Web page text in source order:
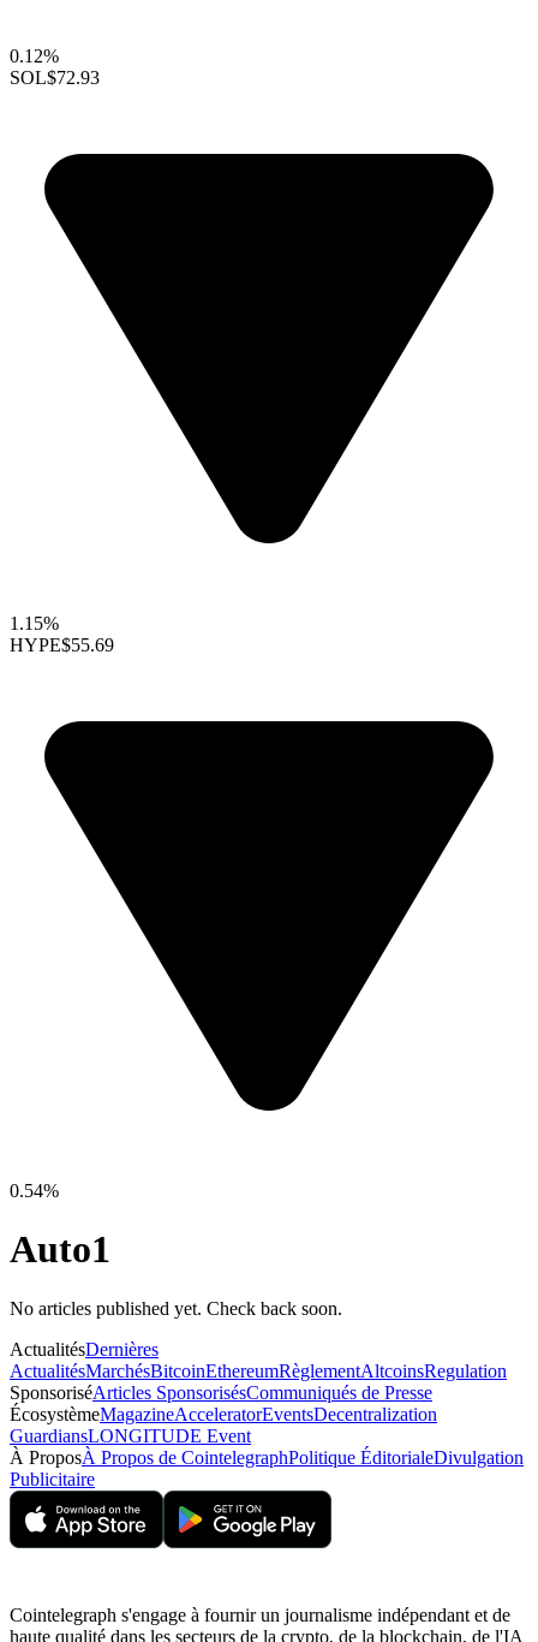
0.12%
SOL$72.93
1.15%
HYPE$55.69
0.54%
Auto1
No articles published yet. Check back soon.
ActualitésDernières
ActualitésMarchésBitcoinEthereumRèglementAltcoinsRegulation
SponsoriséArticles SponsorisésCommuniqués de Presse
ÉcosystèmeMagazineAcceleratorEventsDecentralization
GuardiansLONGITUDE Event
À ProposÀ Propos de CointelegraphPolitique ÉditorialeDivulgation
Publicitaire
Cointelegraph s'engage à fournir un journalisme indépendant et de
haute qualité dans les secteurs de la crypto, de la blockchain, de l'IA